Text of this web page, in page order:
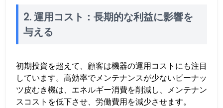
2. 運用コスト：長期的な利益に影響を
与える
初期投資を超えて、顧客は機器の運用コストにも注目
しています。高効率でメンテナンスが少ないピーナッ
ツ皮むき機は、エネルギー消費を削減し、メンテナン
スコストを低下させ、労働費用を減少させます。